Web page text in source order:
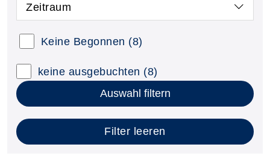
Zeitraum
Keine Begonnen (8)
keine ausgebuchten (8)
Auswahl filtern
Filter leeren